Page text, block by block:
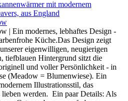
| Ein modernes, lebhaftes Design -
Küche.Das Design zeigt
eigenwilligen, neugierigen
tiefblauen Hintergrund sitzt die
und voller Persönlichkeit - in
(Meadow = Blumenwiese). Ein
Illustrationsstil, das
werden. Ein paar Details: Als